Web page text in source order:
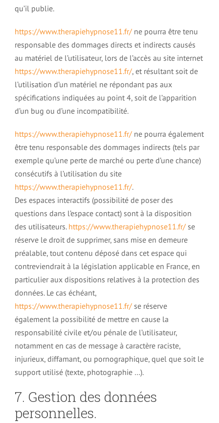
qu’il publie.
https://www.therapiehypnose11.fr/ne pourra être tenu
responsable des dommages directs et indirects causés
au matériel de l’utilisateur, lors de l’accès au site internet
https://www.therapiehypnose11.fr/, et résultant soit de
l’utilisation d’un matériel ne répondant pas aux
spécifications indiquées au point 4, soit de l’apparition
d’un bug ou d’une incompatibilité.
https://www.therapiehypnose11.fr/ne pourra également
être tenu responsable des dommages indirects (tels par
exemple qu’une perte de marché ou perte d’une chance)
consécutifs à l’utilisation du site
https://www.therapiehypnose11.fr/.
Des espaces interactifs (possibilité de poser des
questions dans l’espace contact) sont à la disposition
des utilisateurs. https://www.therapiehypnose11.fr/se
réserve le droit de supprimer, sans mise en demeure
préalable, tout contenu déposé dans cet espace qui
contreviendrait à la législation applicable en France, en
particulier aux dispositions relatives à la protection des
données. Le cas échéant,
https://www.therapiehypnose11.fr/se réserve
également la possibilité de mettre en cause la
responsabilité civile et/ou pénale de l’utilisateur,
notamment en cas de message à caractère raciste,
injurieux, diffamant, ou pornographique, quel que soit le
support utilisé (texte, photographie …).
7. Gestion des données
personnelles.